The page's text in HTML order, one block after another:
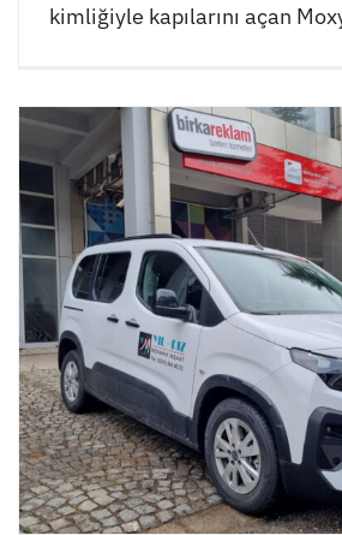
kimliğiyle kapılarını açan